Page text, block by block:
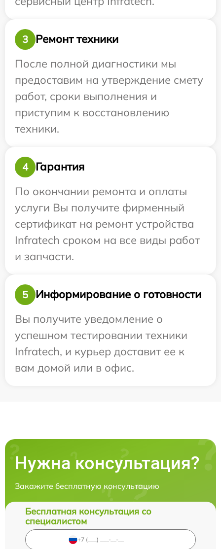
3
Ремонт техники
После полной диагностики мы
предоставим на утверждение смету
работ, сроки выполнения и
приступим к восстановлению
техники.
4
Гарантия
По окончании ремонта и оплаты
услуги Вы получите фирменный
сертификат на ремонт устройства
Infratech сроком на все виды работ
и запчасти.
5
Информирование о готовности
Вы получите уведомление о
успешном тестировании техники
Infratech, и курьер доставит ее к
вам домой или в офис.
Нужна консультация?
Закажите бесплатную консультацию
Бесплатная консультация со
специалистом